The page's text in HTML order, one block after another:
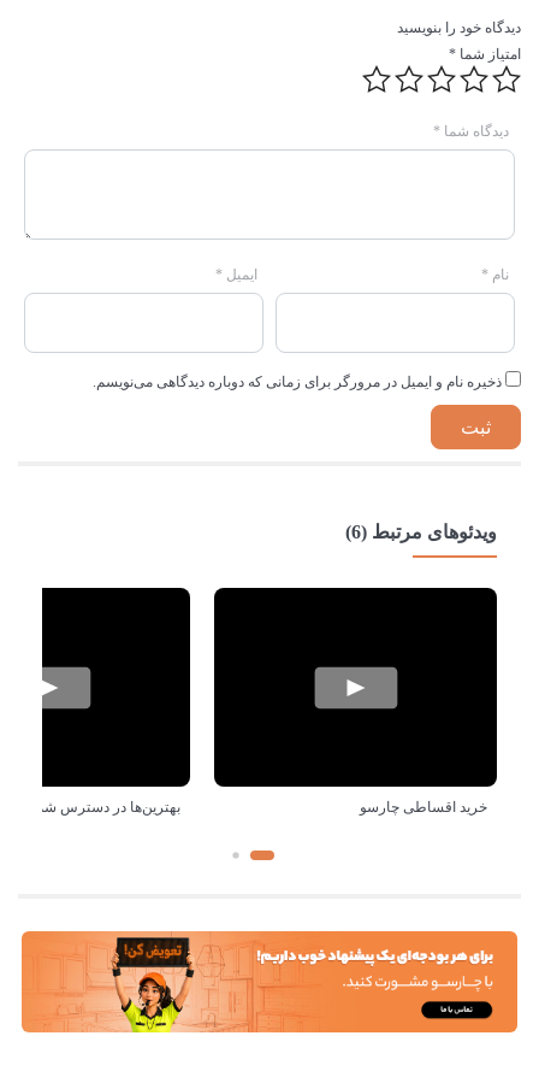
دیدگاه خود را بنویسید
امتیاز شما *
دیدگاه شما *
نام * ایمیل *
ذخیره نام و ایمیل در مرورگر برای زمانی که دوباره دیدگاهی می‌نویسم.
ویدئوهای مرتبط (6)
خرید اقساطی چارسو بهترین‌ها در دسترس شماست!